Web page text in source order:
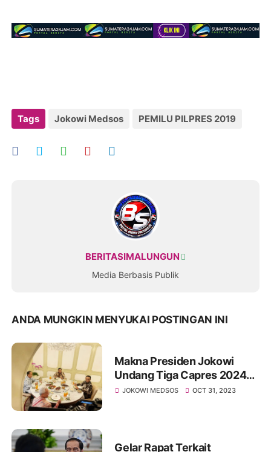
Tags Jokowi Medsos PEMILU PILPRES 2019
BERITASIMALUNGUN
Media Berbasis Publik
ANDA MUNGKIN MENYUKAI POSTINGAN INI
Makna Presiden Jokowi
Undang Tiga Capres 2024
Makan Malam Satu Meja
JOKOWI MEDSOS OCT 31, 2023
Gelar Rapat Terkait